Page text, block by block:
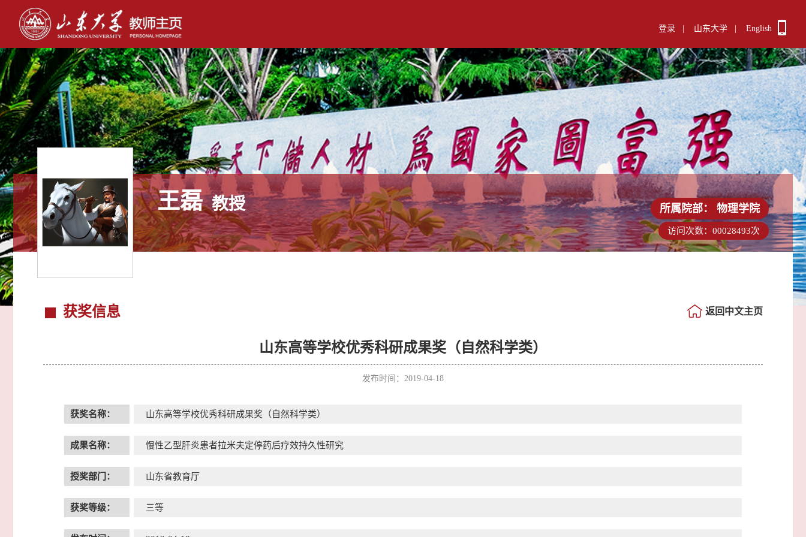
登录 山东大学 English
王磊 教授 所属院部： 物理学院
访问次数： 00028493次
获奖信息 返回中文主页
山东高等学校优秀科研成果奖（自然科学类）
发布时间：2019-04-18
获奖名称： 山东高等学校优秀科研成果奖（自然科学类）
成果名称： 慢性乙型肝炎患者拉米夫定停药后疗效持久性研究
授奖部门： 山东省教育厅
获奖等级： 三等